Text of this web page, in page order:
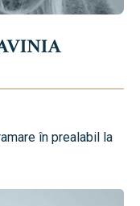
în prealabil la